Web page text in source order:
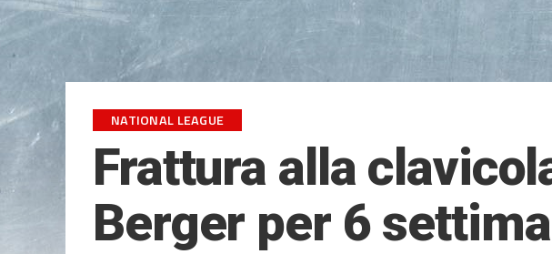
NATIONAL LEAGUE
Frattura alla
Berger per 6